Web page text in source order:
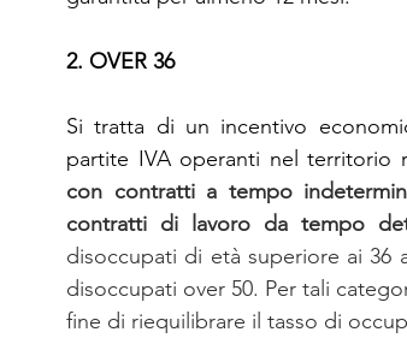
2. OVER 36
Si tratta di un incentivo
partite IVA operanti nel territorio
con contratti a tempo
contratti di lavoro da tempo
disoccupati di età superiore ai 36
disoccupati over 50. Per tali
fine di riequilibrare il tasso di